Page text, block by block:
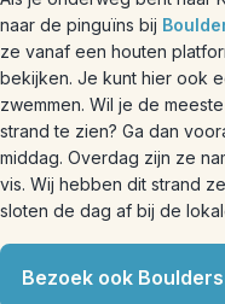
naar de pinguïns bij
ze vanaf een houten
bekijken. Je kunt hier ook
zwemmen. Wil je de
strand te zien? Ga dan
middag. Overdag zijn ze
vis. Wij hebben dit strand
sloten de dag af bij de
Bezoek ook